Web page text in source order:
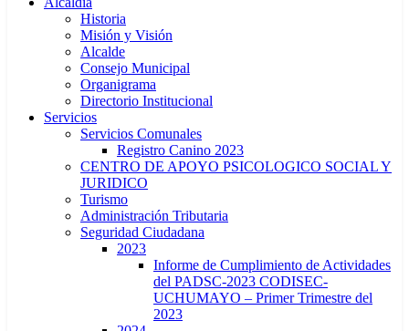
Historia
Misión y Visión
Alcalde
Consejo Municipal
Organigrama
Directorio Institucional
Servicios
Servicios Comunales
Registro Canino 2023
CENTRO DE APOYO PSICOLOGICO SOCIAL Y
JURIDICO
Turismo
Administración Tributaria
Seguridad Ciudadana
2023
Informe de Cumplimiento de Actividades
del PADSC-2023 CODISEC-
UCHUMAYO – Primer Trimestre del
2023